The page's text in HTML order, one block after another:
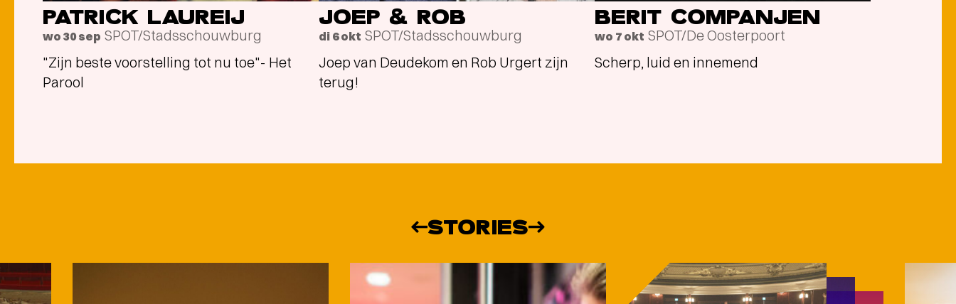
PATRICK LAUREIJ
wo 30 sep SPOT/Stadsschouwburg
"Zijn beste voorstelling tot nu toe"- Het
Parool
JOEP & ROB
di 6 okt SPOT/Stadsschouwburg
Joep van Deudekom en Rob Urgert zijn
terug!
BERIT COMPANJEN
wo 7 okt SPOT/De Oosterpoort
Scherp, luid en innemend
STORIES